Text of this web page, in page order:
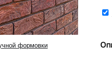
формовки